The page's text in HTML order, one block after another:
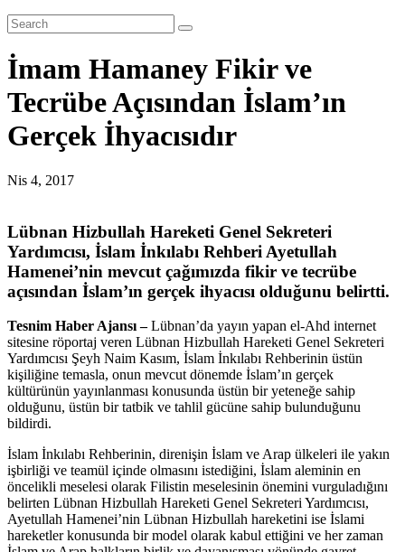
İmam Hamaney Fikir ve
Tecrübe Açısından İslam’ın
Gerçek İhyacısıdır
Nis 4, 2017
Lübnan Hizbullah Hareketi Genel Sekreteri
Yardımcısı, İslam İnkılabı Rehberi Ayetullah
Hamenei’nin mevcut çağımızda fikir ve tecrübe
açısından İslam’ın gerçek ihyacısı olduğunu belirtti.
Tesnim Haber Ajansı –Lübnan’da yayın yapan el-Ahd internet
sitesine röportaj veren Lübnan Hizbullah Hareketi Genel Sekreteri
Yardımcısı Şeyh Naim Kasım, İslam İnkılabı Rehberinin üstün
kişiliğine temasla, onun mevcut dönemde İslam’ın gerçek
kültürünün yayınlanması konusunda üstün bir yeteneğe sahip
olduğunu, üstün bir tatbik ve tahlil gücüne sahip bulunduğunu
bildirdi.
İslam İnkılabı Rehberinin, direnişin İslam ve Arap ülkeleri ile yakın
işbirliği ve teamül içinde olmasını istediğini, İslam aleminin en
öncelikli meselesi olarak Filistin meselesinin önemini vurguladığını
belirten Lübnan Hizbullah Hareketi Genel Sekreteri Yardımcısı,
Ayetullah Hamenei’nin Lübnan Hizbullah hareketini ise İslami
hareketler konusunda bir model olarak kabul ettiğini ve her zaman